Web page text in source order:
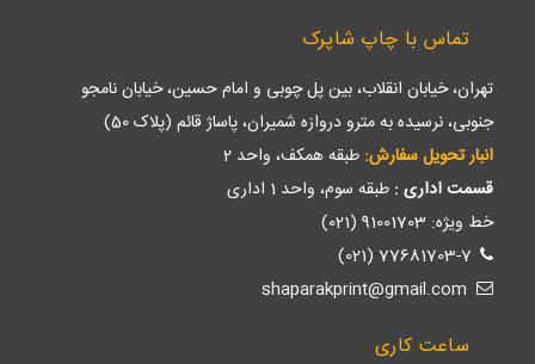
تماس با چاپ شاپرک
تهران، خیابان انقلاب، بین پل چوبی و امام حسین، خیابان نامجو
جنوبی، نرسیده به مترو دروازه شمیران، پاساژ قائم (پلاک 50)
انبار تحویل سفارش: طبقه همکف، واحد 2
قسمت اداری : طبقه سوم، واحد 1 اداری
خط ویژه: 91001703 (021)
77681703-7 (021)
ساعت کاری